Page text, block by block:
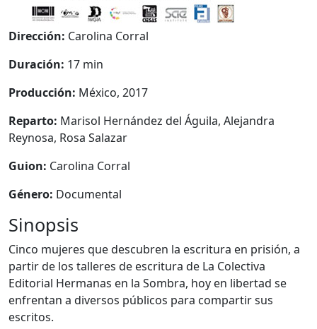
Dirección: Carolina Corral
Duración: 17 min
Producción: México, 2017
Reparto: Marisol Hernández del Águila, Alejandra
Reynosa, Rosa Salazar
Guion: Carolina Corral
Género: Documental
Sinopsis
Cinco mujeres que descubren la escritura en prisión, a
partir de los talleres de escritura de La Colectiva
Editorial Hermanas en la Sombra, hoy en libertad se
enfrentan a diversos públicos para compartir sus
escritos.